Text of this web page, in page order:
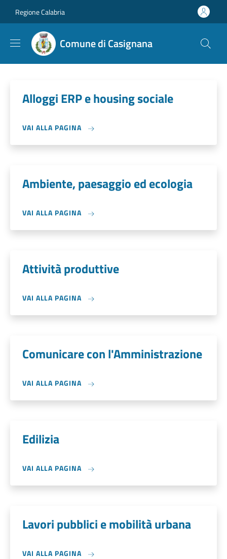
Regione Calabria
Comune di Casignana
Alloggi ERP e housing sociale
VAI ALLA PAGINA
Ambiente, paesaggio ed ecologia
VAI ALLA PAGINA
Attività produttive
VAI ALLA PAGINA
Comunicare con l'Amministrazione
VAI ALLA PAGINA
Edilizia
VAI ALLA PAGINA
Lavori pubblici e mobilità urbana
VAI ALLA PAGINA